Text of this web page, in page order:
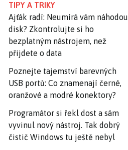
TIPY A TRIKY
Ajťák radí: Neumírá vám náhodou
disk? Zkontrolujte si ho
bezplatným nástrojem, než
přijdete o data
Poznejte tajemství barevných
USB portů: Co znamenají černé,
oranžové a modré konektory?
Programátor si řekl dost a sám
vyvinul nový nástroj. Tak dobrý
čistič Windows tu ještě nebyl